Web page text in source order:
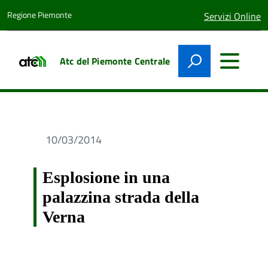
Regione Piemonte lingua
attiva:
Servizi Online
Atc del Piemonte Centrale
10/03/2014
Esplosione in una
palazzina strada della
Verna